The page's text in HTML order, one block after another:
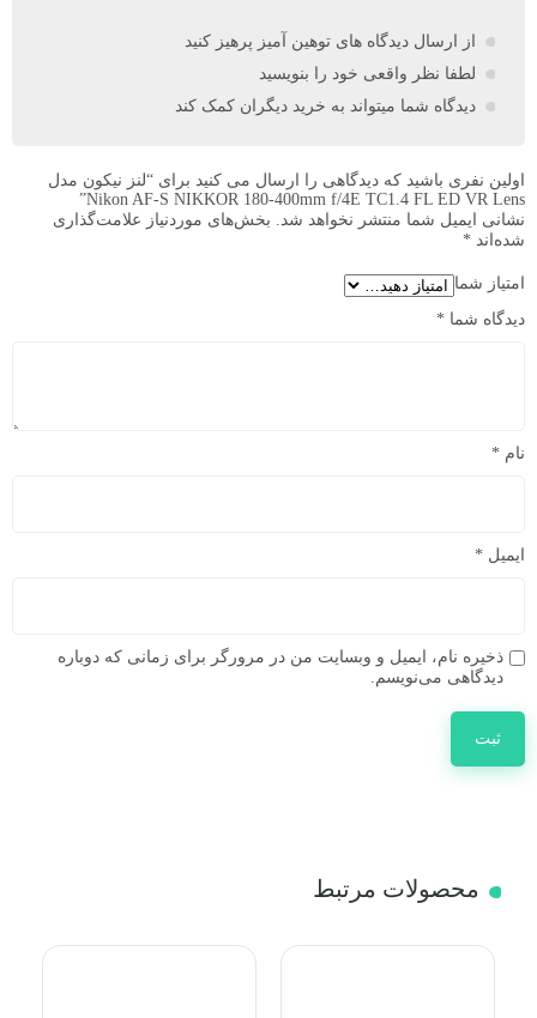
از ارسال دیدگاه های توهین آمیز پرهیز کنید
لطفا نظر واقعی خود را بنویسید
دیدگاه شما میتواند به خرید دیگران کمک کند
اولین نفری باشید که دیدگاهی را ارسال می کنید برای “لنز نیکون مدل
Nikon AF-S NIKKOR 180-400mm f/4E TC1.4 FL ED VR Lens”
نشانی ایمیل شما منتشر نخواهد شد. بخش‌های موردنیاز علامت‌گذاری
شده‌اند *
امتیاز شما
دیدگاه شما *
نام *
ایمیل *
ذخیره نام، ایمیل و وبسایت من در مرورگر برای زمانی که دوباره
دیدگاهی می‌نویسم.
محصولات مرتبط